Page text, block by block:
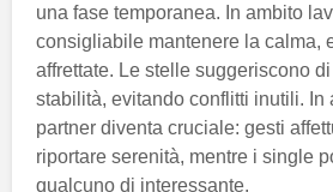
una fase temporanea. In ambito
consigliabile mantenere la calma,
affrettate. Le stelle suggeriscono
stabilità, evitando conflitti inutili. In
partner diventa cruciale: gesti
riportare serenità, mentre i single
qualcuno di interessante.